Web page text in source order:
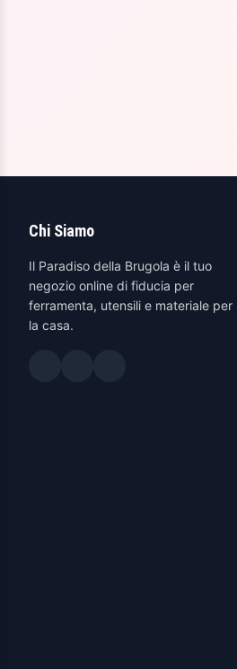
Chi Siamo
Il Paradiso della Brugola è il tuo
negozio online di fiducia per
ferramenta, utensili e materiale per
la casa.